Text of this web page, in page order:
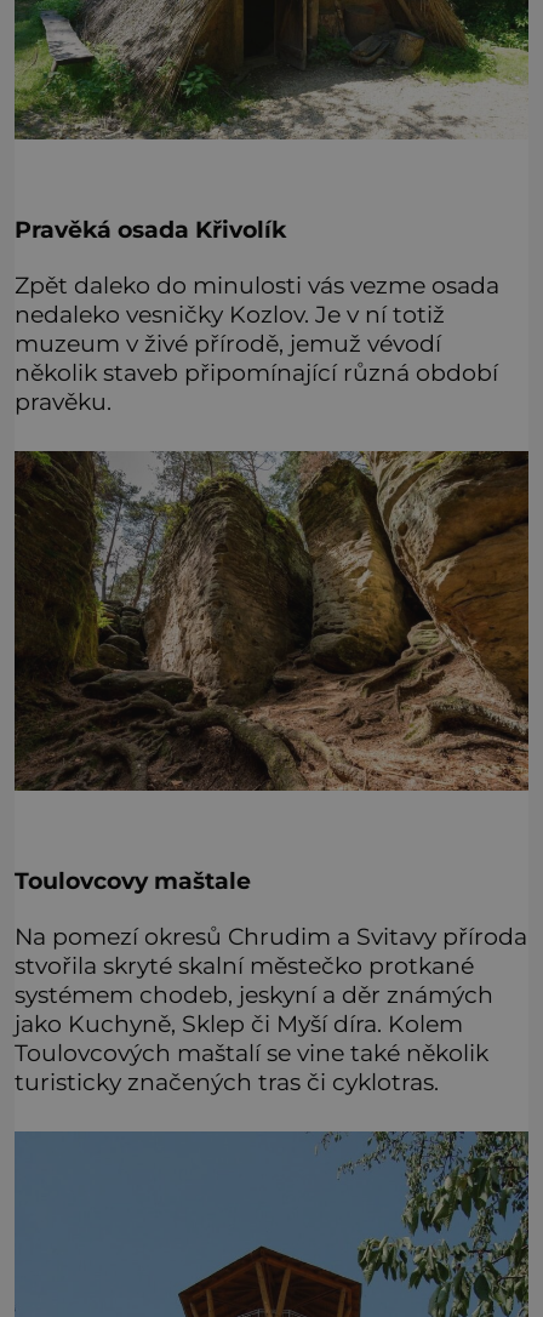
Pravěká osada Křivolík
Zpět daleko do minulosti vás vezme osada
nedaleko vesničky Kozlov. Je v ní totiž
muzeum v živé přírodě, jemuž vévodí
několik staveb připomínající různá období
pravěku.
Toulovcovy maštale
Na pomezí okresů Chrudim a Svitavy příroda
stvořila skryté skalní městečko protkané
systémem chodeb, jeskyní a děr známých
jako Kuchyně, Sklep či Myší díra. Kolem
Toulovcových maštalí se vine také několik
turisticky značených tras či cyklotras.